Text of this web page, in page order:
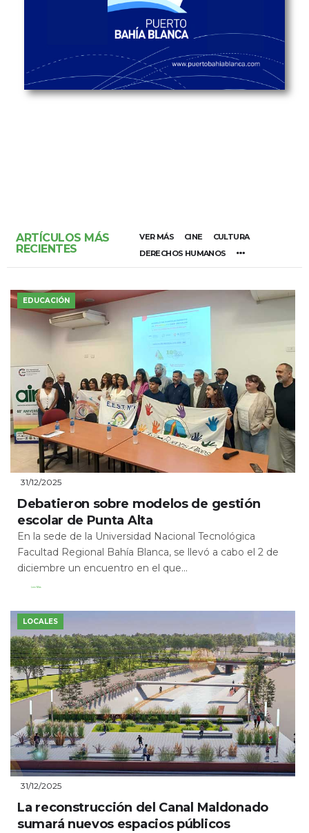
ARTÍCULOS MÁS
RECIENTES
VER MÁS CINE
CULTURA
DERECHOS HUMANOS
EDUCACIÓN
31/12/2025
Debatieron sobre modelos de gestión
escolar de Punta Alta
En la sede de la Universidad Nacional Tecnológica
Facultad Regional Bahía Blanca, se llevó a cabo el 2 de
diciembre un encuentro en el que...
Leer Más
LOCALES
31/12/2025
La reconstrucción del Canal Maldonado
sumará nuevos espacios públicos